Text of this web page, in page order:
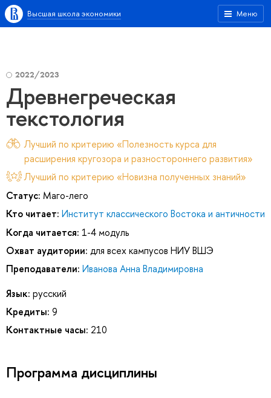
Меню
Высшая школа экономики
2022/2023
Древнегреческая
текстология
Лучший по критерию «Полезность курса для
расширения кругозора и разностороннего развития»
Лучший по критерию «Новизна полученных знаний»
Статус: Маго-лего
Кто читает: Институт классического Востока и античности
Когда читается: 1-4 модуль
Охват аудитории: для всех кампусов НИУ ВШЭ
Преподаватели: Иванова Анна Владимировна
Язык: русский
Кредиты: 9
Контактные часы: 210
Программа дисциплины